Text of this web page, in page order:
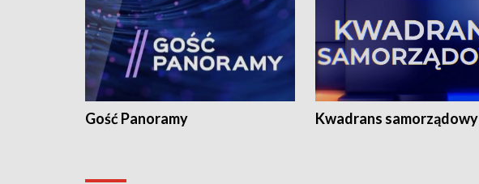
Gość Panoramy Kwadrans samorządowy